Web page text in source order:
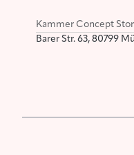
Kammer Concept
Barer Str. 63, 80799